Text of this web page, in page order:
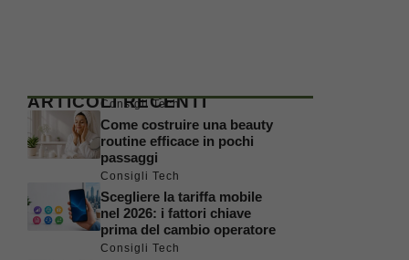
ARTICOLI RECENTI
Consigli Tech
Come costruire una beauty
routine efficace in pochi
passaggi
Consigli Tech
Scegliere la tariffa mobile
nel 2026: i fattori chiave
prima del cambio operatore
Consigli Tech